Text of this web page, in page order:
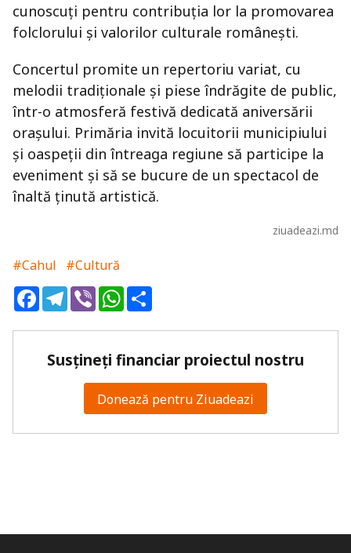
cunoscuți pentru contribuția lor la promovarea
folclorului și valorilor culturale românești.
Concertul promite un repertoriu variat, cu
melodii tradiționale și piese îndrăgite de public,
într-o atmosferă festivă dedicată aniversării
orașului. Primăria invită locuitorii municipiului
și oaspeții din întreaga regiune să participe la
eveniment și să se bucure de un spectacol de
înaltă ținută artistică.
ziuadeazi.md
#Cahul
#Cultură
FacebookTelegram
ViberWhatsApp
Susțineți financiar proiectul nostru
Donează pentru Ziuadeazi